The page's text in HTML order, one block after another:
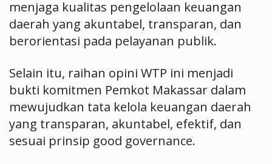
menjaga kualitas pengelolaan keuangan
daerah yang akuntabel, transparan, dan
berorientasi pada pelayanan publik.
Selain itu, raihan opini WTP ini menjadi
bukti komitmen Pemkot Makassar dalam
mewujudkan tata kelola keuangan daerah
yang transparan, akuntabel, efektif, dan
sesuai prinsip good governance.